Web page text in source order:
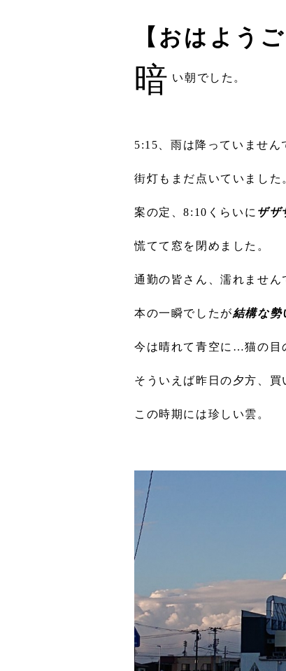
【おはよう
暗 い朝でした。
5:15、雨は降っていません
街灯もまだ点いていました
案の定、8:10くらいに ザザ
慌てて窓を閉めました。
通勤の皆さん、濡れません
本の一瞬でしたが結構な勢
今は晴れて青空に…猫の目
そういえば昨日の夕方、買
この時期には珍しい雲。